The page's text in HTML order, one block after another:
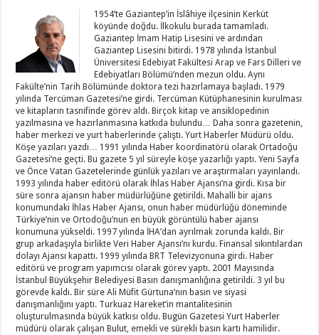
1954’te Gaziantep’in İslâhiye ilçesinin Kerküt
köyünde doğdu. İlkokulu burada tamamladı.
Gaziantep İmam Hatip Lisesini ve ardından
Gaziantep Lisesini bitirdi. 1978 yılında İstanbul
Üniversitesi Edebiyat Fakültesi Arap ve Fars Dilleri ve
Edebiyatları Bölümü’nden mezun oldu. Aynı
Fakülte’nin Tarih Bölümünde doktora tezi hazırlamaya başladı. 1979
yılında Tercüman Gazetesi’ne girdi. Tercüman Kütüphanesinin kurulması
ve kitapların tasnifinde görev aldı. Birçok kitap ve ansiklopedinin
yazılmasına ve hazırlanmasına katkıda bulundu… Daha sonra gazetenin,
haber merkezi ve yurt haberlerinde çalıştı. Yurt Haberler Müdürü oldu.
Köşe yazıları yazdı… 1991 yılında Haber koordinatörü olarak Ortadoğu
Gazetesi’ne geçti. Bu gazete 5 yıl süreyle köşe yazarlığı yaptı. Yeni Sayfa
ve Önce Vatan Gazetelerinde günlük yazıları ve araştırmaları yayınlandı.
1993 yılında haber editörü olarak İhlas Haber Ajansı’na girdi. Kısa bir
süre sonra ajansın haber müdürlüğüne getirildi. Mahalli bir ajans
konumundaki İhlas Haber Ajansı, onun haber müdürlüğü döneminde
Türkiye’nin ve Ortodoğu’nun en büyük görüntülü haber ajansı
konumuna yükseldi. 1997 yılında İHA’dan ayrılmak zorunda kaldı. Bir
grup arkadaşıyla birlikte Veri Haber Ajansı’nı kurdu. Finansal sıkıntılardan
dolayı Ajansı kapattı. 1999 yılında BRT Televizyonuna girdi. Haber
editörü ve program yapımcısı olarak görev yaptı. 2001 Mayısında
İstanbul Büyükşehir Belediyesi Basın danışmanlığına getirildi. 3 yıl bu
görevde kaldı. Bir süre Ali Müfit Gürtuna’nın basın ve siyasi
danışmanlığını yaptı. Turkuaz Hareket’in mantalitesinin
oluşturulmasında büyük katkısı oldu. Bugün Gazetesi Yurt Haberler
müdürü olarak çalışan Bulut, emekli ve sürekli basın kartı hamilidir.